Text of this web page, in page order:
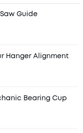
Guide
Hanger Alignment
Bearing Cup